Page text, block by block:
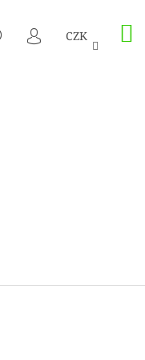
HLEDAT
PŘIHLÁŠENÍ
CZK